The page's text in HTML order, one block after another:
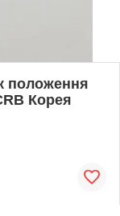
положення
Корея